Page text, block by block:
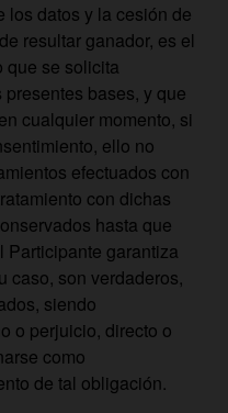
los datos y la cesión de
resultar ganador, es el
que se solicita
bases, y que
cualquier momento, si
ello no
efectuados con
con dichas
hasta que
Participante garantiza
caso, son verdaderos,
siendo
o perjuicio, directo o
como
de tal obligación.